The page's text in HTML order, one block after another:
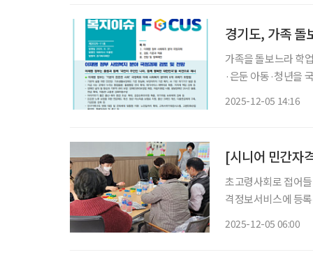
경기도, 가족 돌
가족을 돌보느라 학
·은둔 아동·청년을
2025-12-05 14:16
[시니어 민간자
초고령사회로 접어
격정보서비스에 등
2025-12-05 06:00